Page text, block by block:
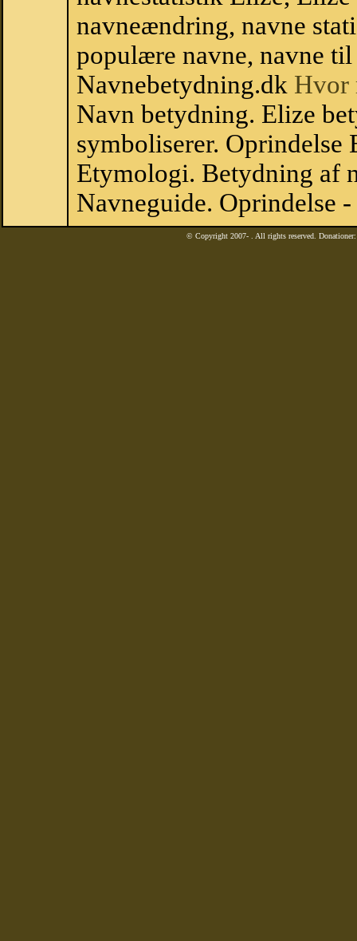
navneændring, navne
populære navne, navne
Navnebetydning.dk Hvor
Navn betydning. Elize
symboliserer. Oprindelse
Etymologi. Betydning af
Navneguide. Oprindelse
© Copyright 2007- . All rights reserved.